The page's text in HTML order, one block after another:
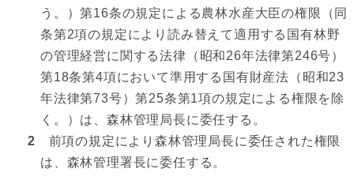
う。）第16条の規定による農林水産大臣の権限（同
条第2項の規定により読み替えて適用する国有林野
の管理経営に関する法律（昭和26年法律第246号）
第18条第4項において準用する国有財産法（昭和23
年法律第73号）第25条第1項の規定による権限を除
く。）は、森林管理局長に委任する。
2 前項の規定により森林管理局長に委任された権限
は、森林管理署長に委任する。